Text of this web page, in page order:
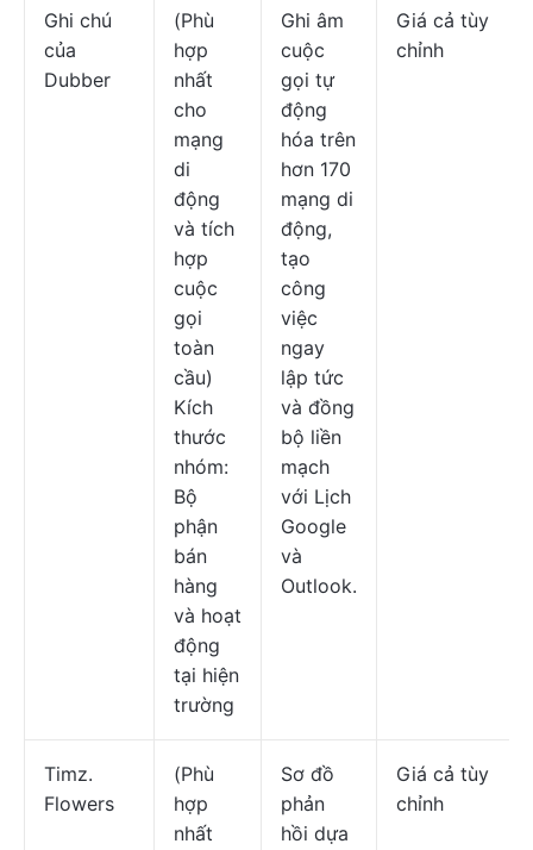
Ghi chú
của
Dubber
(Phù
hợp
nhất
cho
mạng
di
động
và tích
hợp
cuộc
gọi
toàn
cầu)
Kích
thước
nhóm:
Bộ
phận
bán
hàng
và hoạt
động
tại hiện
trường
Ghi âm
cuộc
gọi tự
động
hóa trên
hơn 170
mạng di
động,
tạo
công
việc
ngay
lập tức
và đồng
bộ liền
mạch
với Lịch
Google
và
Outlook.
Giá cả tùy
chỉnh
Timz.
Flowers
(Phù
hợp
nhất
Sơ đồ
phản
hồi dựa
Giá cả tùy
chỉnh